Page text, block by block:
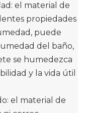
el material de
propiedades
puede
del baño,
se humedezca
y la vida útil
el material de